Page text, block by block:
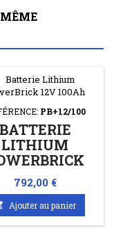
PB+12/100
BATTERIE
LITHIUM
12V 100AH
Prix
792,00 €
Ajouter au panier